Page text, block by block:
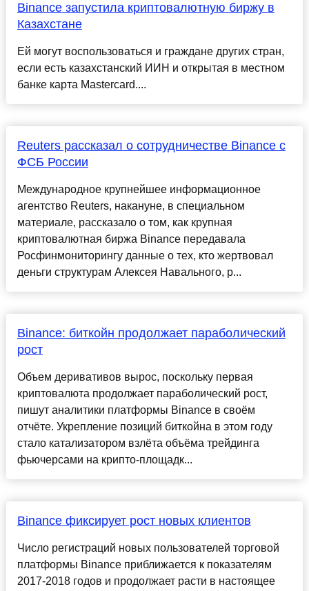
Binance запустила криптовалютную биржу в
Казахстане
Ей могут воспользоваться и граждане других стран,
если есть казахстанский ИИН и открытая в местном
банке карта Mastercard....
Reuters рассказал о сотрудничестве Binance с
ФСБ России
Международное крупнейшее информационное
агентство Reuters, накануне, в специальном
материале, рассказало о том, как крупная
криптовалютная биржа Binance передавала
Росфинмониторингу данные о тех, кто жертвовал
деньги структурам Алексея Навального, р...
Binance: биткойн продолжает параболический
рост
Объем деривативов вырос, поскольку первая
криптовалюта продолжает параболический рост,
пишут аналитики платформы Binance в своём
отчёте. Укрепление позиций биткойна в этом году
стало катализатором взлёта объёма трейдинга
фьючерсами на крипто-площадк...
Binance фиксирует рост новых клиентов
Число регистраций новых пользователей торговой
платформы Binance приближается к показателям
2017-2018 годов и продолжает расти в настоящее